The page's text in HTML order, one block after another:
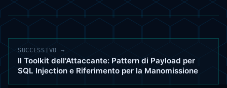
SUCCESSIVO →
Il Toolkit dell'Attaccante: Pattern di Payload per
SQL Injection e Riferimento per la Manomissione